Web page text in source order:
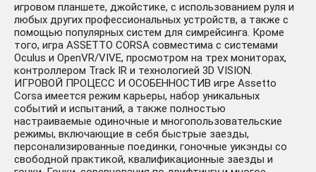
ASSETTO CORSA EVO
(STEAM/РФ+СНГ) 0%
КАРТОЙ + ПОДАРОК
1399 ₽
+689 руб.
игровом планшете, джойстике, с использованием руля и
любых других профессиональных устройств, а также с
помощью популярных систем для симрейсинга. Кроме
того, игра ASSETTO CORSA совместима с системами
Oculus и OpenVR/VIVE, просмотром на трех мониторах,
контроллером Track IR и технологией 3D VISION.
ИГРОВОЙ ПРОЦЕСС И ОСОБЕННОСТИВ игре Assetto
Corsa имеется режим карьеры, набор уникальных
событий и испытаний, а также полностью
настраиваемые одиночные и многопользовательские
режимы, включающие в себя быстрые заезды,
персонализированные поединки, гоночные уикэнды со
свободной практикой, квалификационные заезды и